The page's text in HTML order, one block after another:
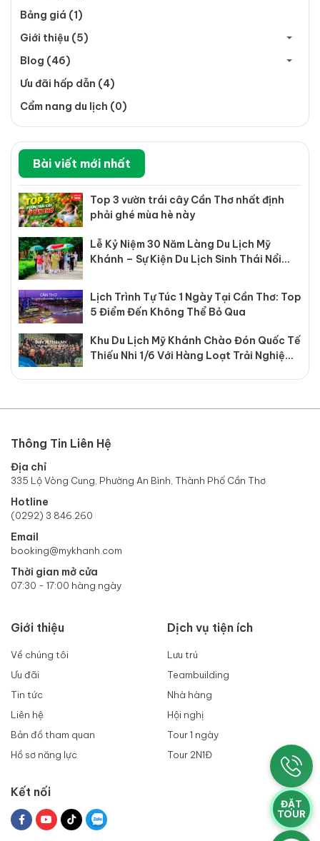
Bảng giá (1)
Giới thiệu (5)
Blog (46)
Ưu đãi hấp dẫn (4)
Cẩm nang du lịch (0)
Bài viết mới nhất
Top 3 vườn trái cây Cần Thơ nhất định
phải ghé mùa hè này
Lễ Kỷ Niệm 30 Năm Làng Du Lịch Mỹ
Khánh – Sự Kiện Du Lịch Sinh Thái Nổi
Lịch Trình Tự Túc 1 Ngày Tại Cần Thơ: Top
5 Điểm Đến Không Thể Bỏ Qua
Khu Du Lịch Mỹ Khánh Chào Đón Quốc Tế
Thiếu Nhi 1/6 Với Hàng Loạt Trải Nghiệm
Thông Tin Liên Hệ
Địa chỉ
335 Lộ Vòng Cung, Phường An Bình, Thành Phố Cần Thơ
Hotline
(0292) 3 846.260
Email
booking@mykhanh.com
Thời gian mở cửa
07:30 - 17:00 hàng ngày
Giới thiệu
Về chúng tôi
Ưu đãi
Tin tức
Liên hệ
Bản đồ tham quan
Hồ sơ năng lực
Dịch vụ tiện ích
Lưu trú
Teambuilding
Nhà hàng
Hội nghị
Tour 1 ngày
Tour 2N1Đ
Kết nối
ĐẶT
TOUR